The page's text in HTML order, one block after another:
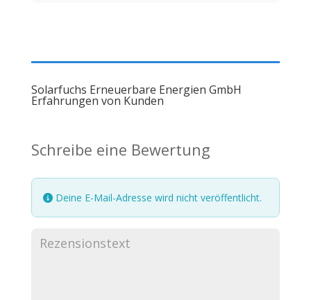
Solarfuchs Erneuerbare Energien GmbH
Erfahrungen von Kunden
Schreibe eine Bewertung
Deine E-Mail-Adresse wird nicht veröffentlicht.